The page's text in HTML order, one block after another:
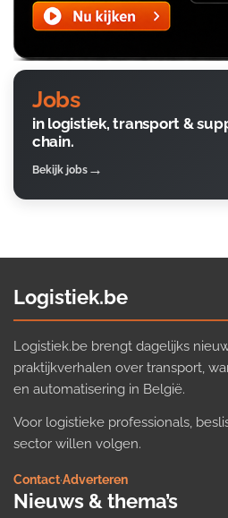
Jobs
in logistiek, transport &
chain.
Bekijk jobs
Logistiek.be
Logistiek.be brengt dagelijks
praktijkverhalen over transport,
en automatisering in België.
Voor logistieke professionals,
sector willen volgen.
Contact·Adverteren
Nieuws & thema’s